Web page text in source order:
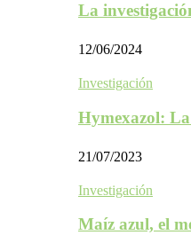
La
12/06/2024
Investigación
Hymexazol:
21/07/2023
Investigación
Maíz azul, el